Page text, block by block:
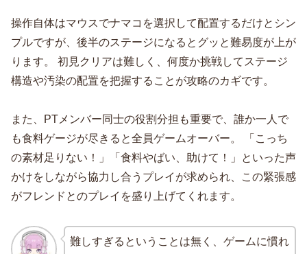
操作自体はマウスでナマコを選択して配置するだけとシン
プルですが、後半のステージになるとグッと難易度が上が
ります。 初見クリアは難しく、何度か挑戦してステージ
構造や汚染の配置を把握することが攻略のカギです。
また、PTメンバー同士の役割分担も重要で、誰か一人で
も食料ゲージが尽きると全員ゲームオーバー。 「こっち
の素材足りない！」「食料やばい、助けて！」といった声
かけをしながら協力し合うプレイが求められ、この緊張感
がフレンドとのプレイを盛り上げてくれます。
難しすぎるということは無く、ゲームに慣れ